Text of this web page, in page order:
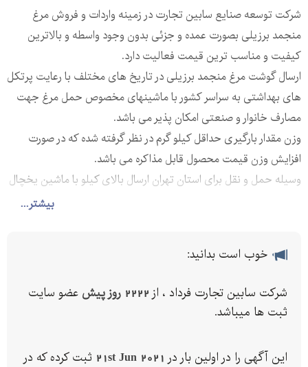
بیشتر...
شرکت توسعه صنایع سابین تجارت در زمینه واردات و فروش مرغ
منجمد برزیلی بصورت عمده و جزئی بدون وجود واسطه و بالاترین
کیفیت و مناسب ترین قیمت فعالیت دارد.
ارسال گوشت مرغ منجمد برزیلی در تاریخ های مختلف با رعایت پرتکل
های بهداشتی به سراسر کشور با ماشینهای مخصوص حمل مرغ جهت
مصارف خانوار و صنعتی امکان پذیر می باشد.
وزن مقدار بارگیری حداقل کیلو گرم در نظر گرفته شده که در صورت
افزایش وزن قیمت محصول قابل مذاکره می باشد.
وسیله حمل و نقل برای استان تهران ارسال بالای کیلو با ماشین یخچال
بگیرید. خوب است بدانید:
شرکت سابین تجارت فرداد ، از 2222 روز پیش
عضو سایت
ثبت ها میباشد.
این آگهی را در اولین بار در 21st Jun 2021 ثبت کرده که در